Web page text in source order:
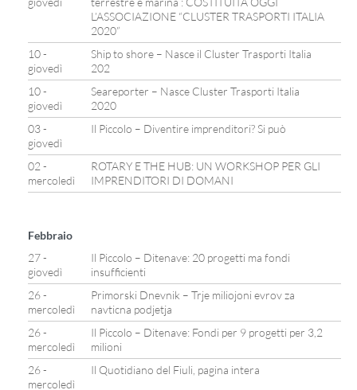
L’ASSOCIAZIONE “CLUSTER TRASPORTI ITALIA
2020”
10 -
giovedì
Ship to shore – Nasce il Cluster Trasporti Italia
202
10 -
giovedì
Seareporter – Nasce Cluster Trasporti Italia
2020
03 -
giovedì
Il Piccolo – Diventire imprenditori? Si può
02 -
mercoledì
ROTARY E THE HUB: UN WORKSHOP PER GLI
IMPRENDITORI DI DOMANI
Febbraio
27 -
giovedì
Il Piccolo – Ditenave: 20 progetti ma fondi
insufficienti
26 -
mercoledì
Primorski Dnevnik – Trje miliojoni evrov za
navticna podjetja
26 -
mercoledì
Il Piccolo – Ditenave: Fondi per 9 progetti per 3,2
milioni
26 -
mercoledì
Il Quotidiano del Fiuli, pagina intera